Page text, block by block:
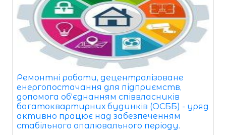
Ремонтні роботи, децентралізоване
енергопостачання для підприємств,
допомога об'єднанням співвласників
багатоквартирних будинків (ОСББ) - уряд
активно працює над забезпеченням
стабільного опалювального періоду.